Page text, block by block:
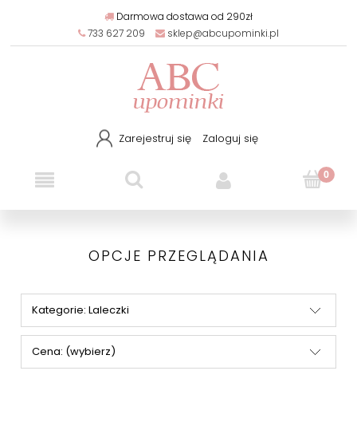
Darmowa dostawa od 290zł
733 627 209
sklep@abcupominki.pl
Zarejestruj się Zaloguj się
OPCJE PRZEGLĄDANIA
Kategorie: Laleczki
Cena: (wybierz)